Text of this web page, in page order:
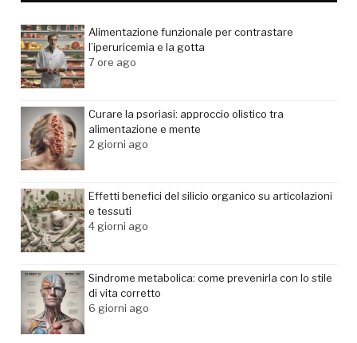
Alimentazione funzionale per contrastare
l’iperuricemia e la gotta
7 ore ago
Curare la psoriasi: approccio olistico tra
alimentazione e mente
2 giorni ago
Effetti benefici del silicio organico su articolazioni
e tessuti
4 giorni ago
Sindrome metabolica: come prevenirla con lo stile
di vita corretto
6 giorni ago